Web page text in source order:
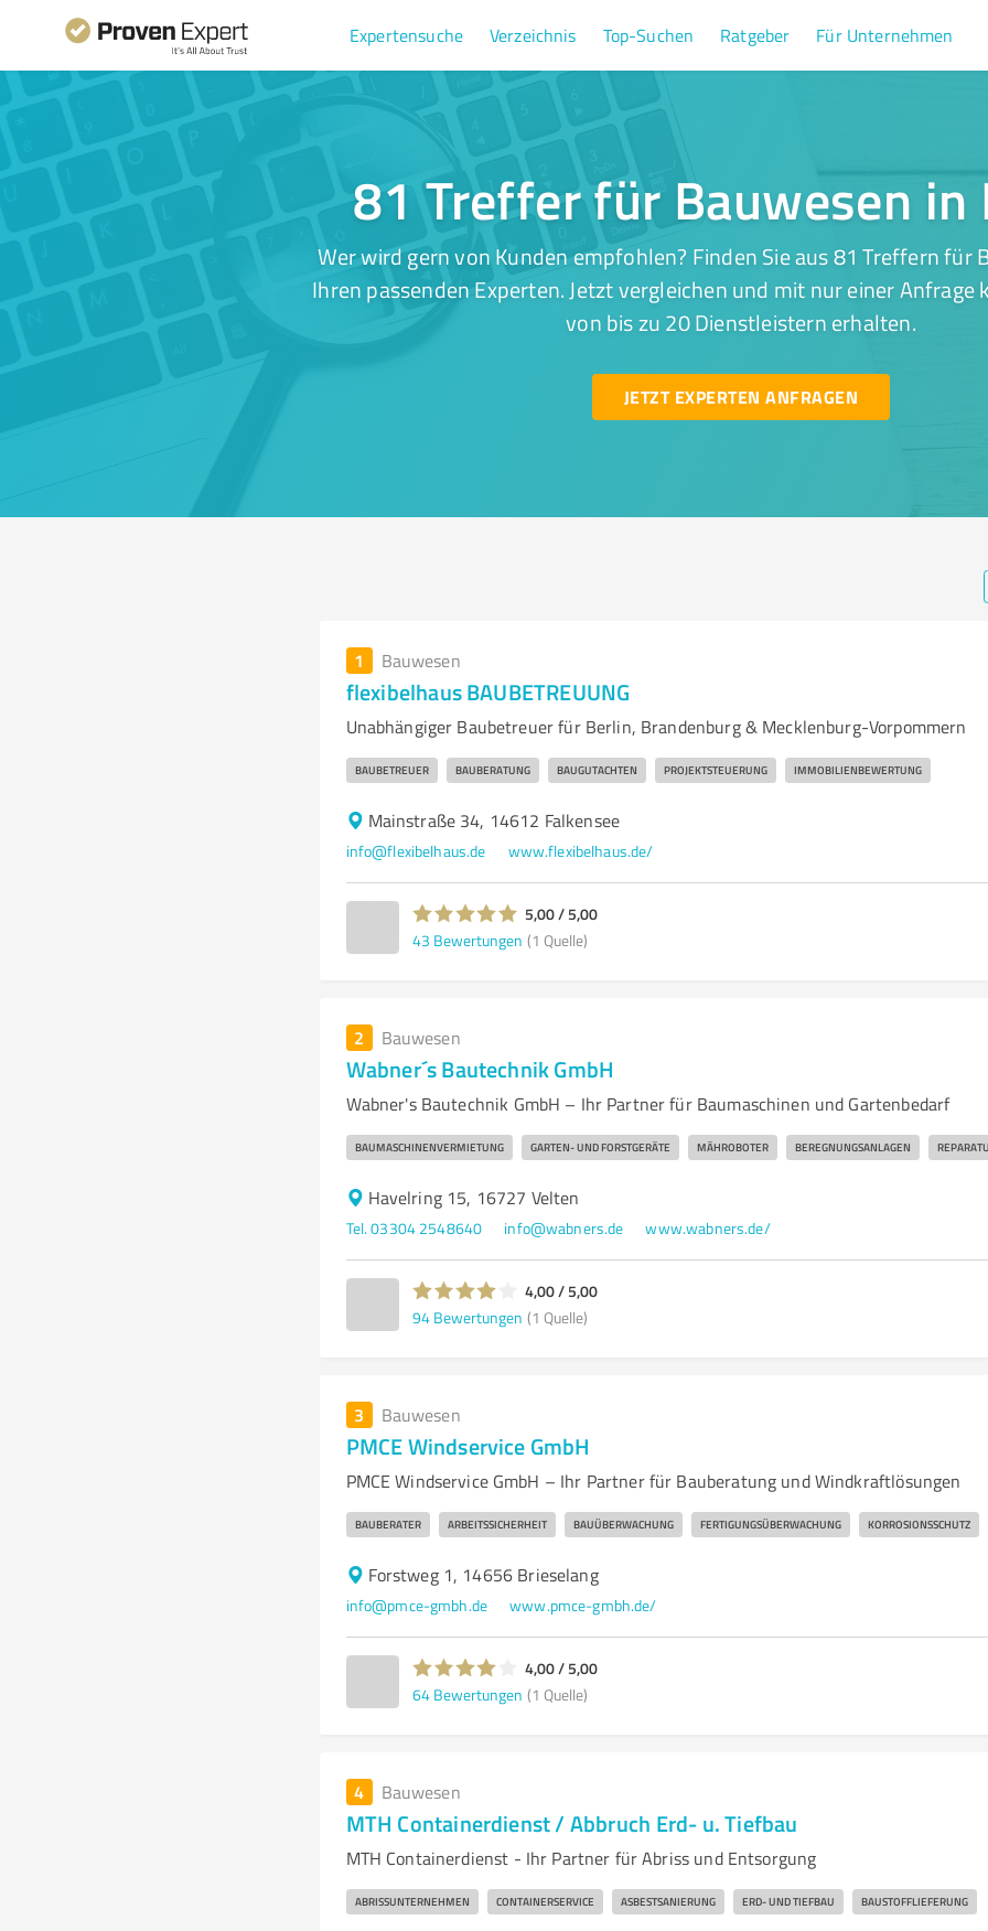
Expertensuche Verzeichnis Top-Suchen Ratgeber Für Unternehmen
81 Treffer für Bauwesen in
Wer wird gern von Kunden empfohlen? Finden Sie aus 81 Treffern für
Ihren passenden Experten. Jetzt vergleichen und mit nur einer Anfrage
von bis zu 20 Dienstleistern erhalten.
JETZT EXPERTEN ANFRAGEN
1 Bauwesen
flexibelhaus BAUBETREUUNG
Unabhängiger Baubetreuer für Berlin, Brandenburg & Mecklenburg-Vorpommern
BAUBETREUER BAUBERATUNG BAUGUTACHTEN PROJEKTSTEUERUNG IMMOBILIENBEWERTUNG
Mainstraße 34, 14612 Falkensee
info@flexibelhaus.de www.flexibelhaus.de/
5,00 / 5,00
43 Bewertungen (1 Quelle)
2 Bauwesen
Wabner´s Bautechnik GmbH
Wabner's Bautechnik GmbH – Ihr Partner für Baumaschinen und Gartenbedarf
BAUMASCHINENVERMIETUNG GARTEN- UND FORSTGERÄTE MÄHROBOTER BEREGNUNGSANLAGEN
Havelring 15, 16727 Velten
Tel. 03304 2548640 info@wabners.de www.wabners.de/
4,00 / 5,00
94 Bewertungen (1 Quelle)
3 Bauwesen
PMCE Windservice GmbH
PMCE Windservice GmbH – Ihr Partner für Bauberatung und Windkraftlösungen
BAUBERATER ARBEITSSICHERHEIT BAUÜBERWACHUNG FERTIGUNGSÜBERWACHUNG KORROSIONSSCHUTZ
Forstweg 1, 14656 Brieselang
info@pmce-gmbh.de www.pmce-gmbh.de/
4,00 / 5,00
64 Bewertungen (1 Quelle)
4 Bauwesen
MTH Containerdienst / Abbruch Erd- u. Tiefbau
MTH Containerdienst - Ihr Partner für Abriss und Entsorgung
ABRISSUNTERNEHMEN CONTAINERSERVICE ASBESTSANIERUNG ERD- UND TIEFBAU BAUSTOFFLIEFERUNG